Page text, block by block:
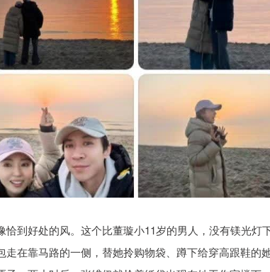
恰到好处的风。这个比董璇小11岁的男人，没有镁光灯
走在靠马路的一侧，替她拎购物袋、蹲下给穿高跟鞋的